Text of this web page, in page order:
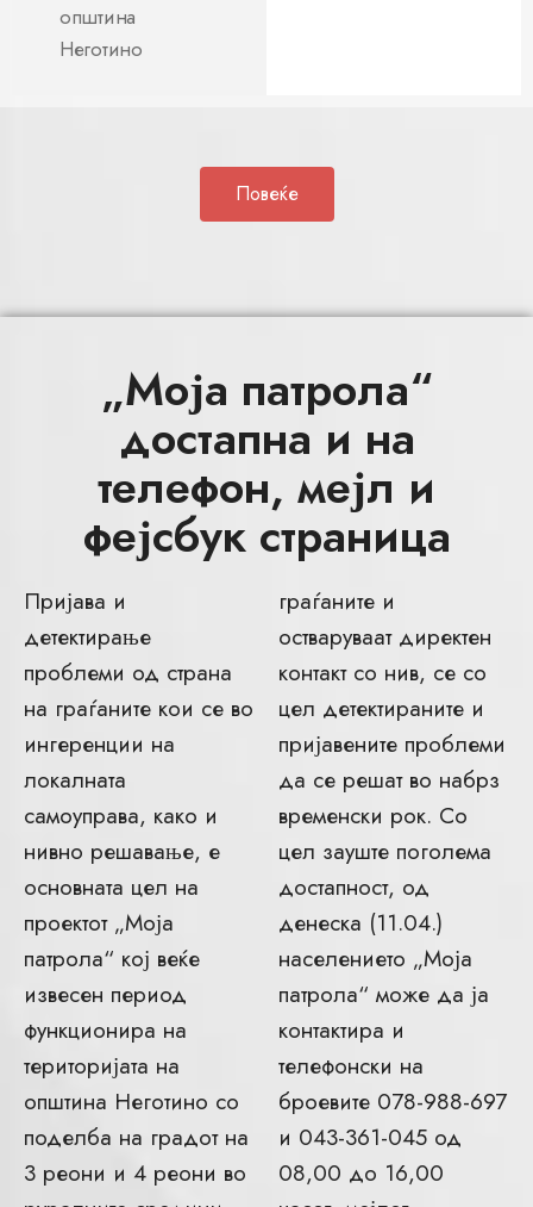
општина
Неготино
Повеќе
„Моја патрола“
достапна и на
телефон, мејл и
фејсбук страница
Пријава и
детектирање
проблеми од страна
на граѓаните кои се во
ингеренции на
локалната
самоуправа, како и
нивно решавање, е
основната цел на
проектот „Моја
патрола“ кој веќе
извесен период
функционира на
територијата на
општина Неготино со
поделба на градот на
3 реони и 4 реони во
граѓаните и
остваруваат директен
контакт со нив, се со
цел детектираните и
пријавените проблеми
да се решат во набрз
временски рок. Со
цел зауште поголема
достапност, од
денеска (11.04.)
населението „Моја
патрола“ може да ја
контактира и
телефонски на
броевите 078-988-697
и 043-361-045 од
08,00 до 16,00